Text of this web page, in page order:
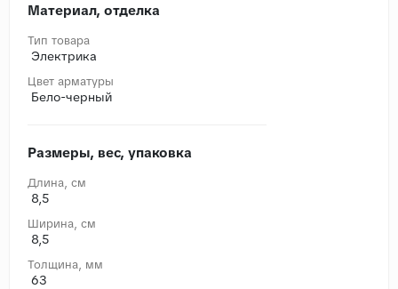
Материал, отделка
Тип товара
Электрика
Цвет арматуры
Бело-черный
Размеры, вес, упаковка
Длина, cм
8,5
Ширина, cм
8,5
Толщина, мм
63